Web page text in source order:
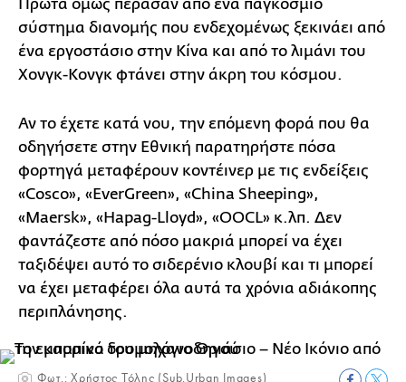
Πρώτα όμως πέρασαν από ένα παγκόσμιο
σύστημα διανομής που ενδεχομένως ξεκινάει από
ένα εργοστάσιο στην Κίνα και από το λιμάνι του
Χονγκ-Κονγκ φτάνει στην άκρη του κόσμου.
Αν το έχετε κατά νου, την επόμενη φορά που θα
οδηγήσετε στην Εθνική παρατηρήστε πόσα
φορτηγά μεταφέρουν κοντέινερ με τις ενδείξεις
«Cosco», «EverGreen», «China Sheeping»,
«Maersk», «Hapag-Lloyd», «OOCL» κ.λπ. Δεν
φαντάζεστε από πόσο μακριά μπορεί να έχει
ταξιδέψει αυτό το σιδερένιο κλουβί και τι μπορεί
να έχει μεταφέρει όλα αυτά τα χρόνια αδιάκοπης
περιπλάνησης.
Φωτ.: Χρήστος Τόλης (Sub.Urban Images)